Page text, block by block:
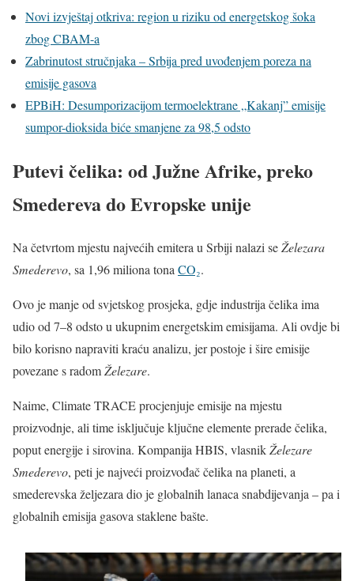
Novi izvještaj otkriva: region u riziku od energetskog šoka
zbog CBAM-a
Zabrinutost stručnjaka – Srbija pred uvođenjem poreza na
emisije gasova
EPBiH: Desumporizacijom termoelektrane „Kakanj” emisije
sumpor-dioksida biće smanjene za 98,5 odsto
Putevi čelika: od Južne Afrike, preko
Smedereva do Evropske unije
Na četvrtom mjestu najvećih emitera u Srbiji nalazi seŽelezara
Smederevo, sa 1,96 miliona tona CO₂.
Ovo je manje od svjetskog prosjeka, gdje industrija čelika ima
udio od 7–8 odsto u ukupnim energetskim emisijama. Ali ovdje bi
bilo korisno napraviti kraću analizu, jer postoje i šire emisije
povezane s radomŽelezare.
Naime, Climate TRACE procjenjuje emisije na mjestu
proizvodnje, ali time isključuje ključne elemente prerade čelika,
poput energije i sirovina. Kompanija HBIS, vlasnikŽelezare
Smederevo, peti je najveći proizvođač čelika na planeti, a
smederevska željezara dio je globalnih lanaca snabdijevanja – pa i
globalnih emisija gasova staklene bašte.